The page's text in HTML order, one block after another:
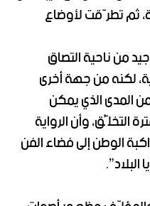
ثم تطرّقت لأوضاع
من ناحية التصاق
لكنه من جهة أخرى
الذي يمكن
التخلُّق، وأن الرواية
الوطن إلى فضاء الفن